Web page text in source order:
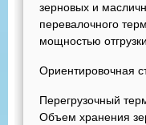
зерновых и
перевалочного
мощностью
Ориентировочная
Перегрузочный
Объем хранения